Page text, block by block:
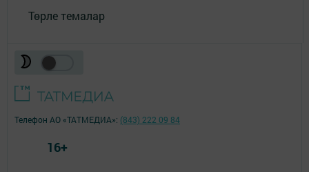
Төрле темалар
Телефон АО «ТАТМЕДИА»: (843) 222 09 84
16+